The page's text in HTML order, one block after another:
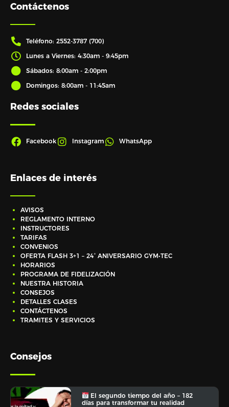
Contáctenos
Teléfono: 2552-3787 (700)
Lunes a Viernes: 4:30am - 9:45pm
Sábados: 8:00am - 2:00pm
Domingos: 8:00am - 11:45am
Redes sociales
Facebook Instagram WhatsApp
Enlaces de interés
AVISOS
REGLAMENTO INTERNO
INSTRUCTORES
TARIFAS
CONVENIOS
OFERTA FLASH 3+1 – 24° ANIVERSARIO GYM•TEC
HORARIOS
PROGRAMA DE FIDELIZACIÓN
NUESTRA HISTORIA
CONSEJOS
DETALLES CLASES
CONTÁCTENOS
TRAMITES Y SERVICIOS
Consejos
El segundo tiempo del año – 182
días para transformar tu realidad